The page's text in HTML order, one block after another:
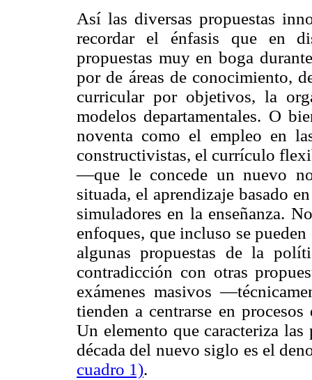
Así las diversas propuestas
recordar el énfasis que en
propuestas muy en boga
por de áreas de conocimiento,
curricular por objetivos, la
modelos departamentales. O
noventa como el empleo en
constructivistas, el currículo
—que le concede un nuevo
situada, el aprendizaje basado
simuladores en la enseñanza.
enfoques, que incluso se
algunas propuestas de la
contradicción con otras
exámenes masivos
tienden a centrarse en
Un elemento que caracteriza
década del nuevo siglo es el
cuadro 1).